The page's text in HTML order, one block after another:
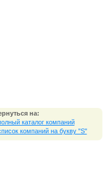
на:
каталог компаний
компаний на букву "S"